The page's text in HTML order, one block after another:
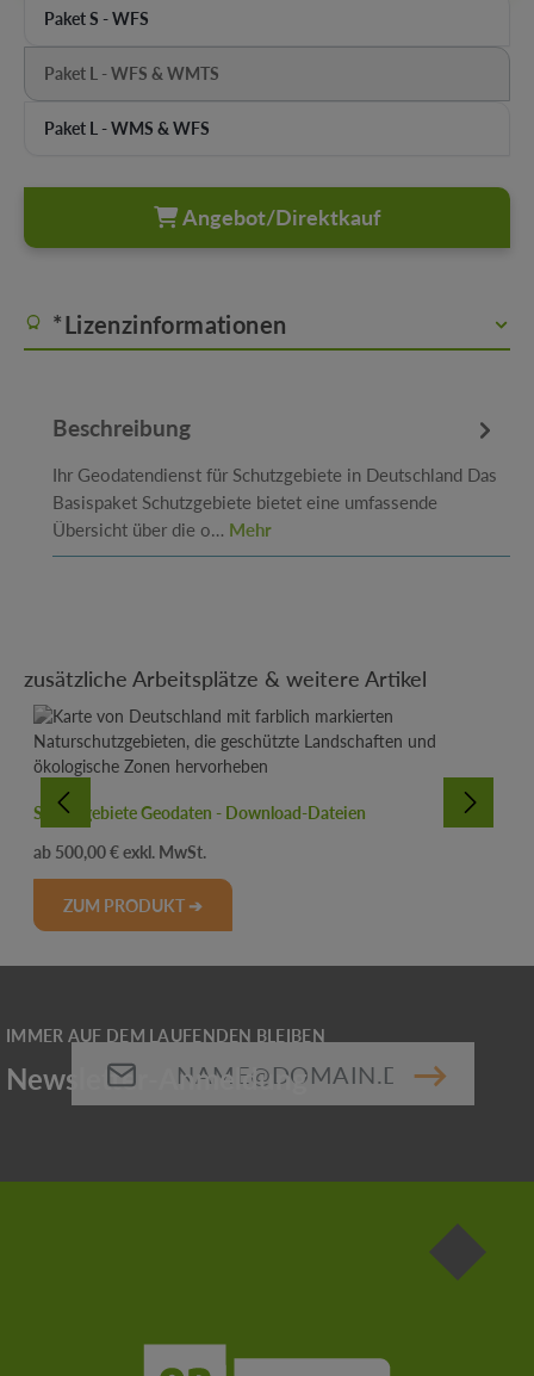
Paket S - WFS
Paket L - WFS & WMTS
(Diese Option ist zurzeit nicht verfügbar.)
Paket L - WMS & WFS
Angebot/Direktkauf
*Lizenzinformationen
Beschreibung
Ihr Geodatendienst für Schutzgebiete in Deutschland Das
Basispaket Schutzgebiete bietet eine umfassende
Übersicht über die o… Mehr
Produktgalerie überspringen
zusätzliche Arbeitsplätze & weitere Artikel
Schutzgebiete Geodaten - Download-Dateien
Regulärer Preis:
500,00 €
ZUM PRODUKT ➔
Pflichtfelder.